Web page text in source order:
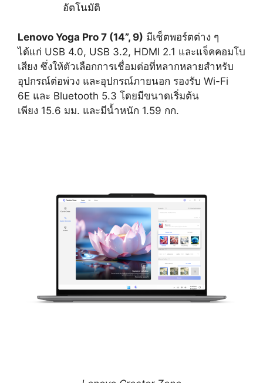
อัตโนมัติ
Lenovo Yoga Pro 7 (14”, 9) มีเซ็ตพอร์ตต่าง ๆ
ได้แก่ USB 4.0, USB 3.2, HDMI 2.1 และแจ็คคอมโบ
เสียง ซึ่งให้ตัวเลือกการเชื่อมต่อที่หลากหลายสำหรับ
อุปกรณ์ต่อพ่วง และอุปกรณ์ภายนอก รองรับ Wi-Fi
6E และ Bluetooth 5.3 โดยมีขนาดเริ่มต้น
เพียง 15.6 มม. และมีน้ำหนัก 1.59 กก.